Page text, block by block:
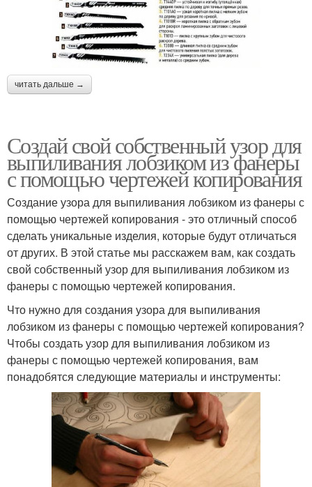
читать дальше →
Создай свой собственный узор для
выпиливания лобзиком из фанеры
с помощью чертежей копирования
Создание узора для выпиливания лобзиком из фанеры с
помощью чертежей копирования - это отличный способ
сделать уникальные изделия, которые будут отличаться
от других. В этой статье мы расскажем вам, как создать
свой собственный узор для выпиливания лобзиком из
фанеры с помощью чертежей копирования.
Что нужно для создания узора для выпиливания
лобзиком из фанеры с помощью чертежей копирования?
Чтобы создать узор для выпиливания лобзиком из
фанеры с помощью чертежей копирования, вам
понадобятся следующие материалы и инструменты: